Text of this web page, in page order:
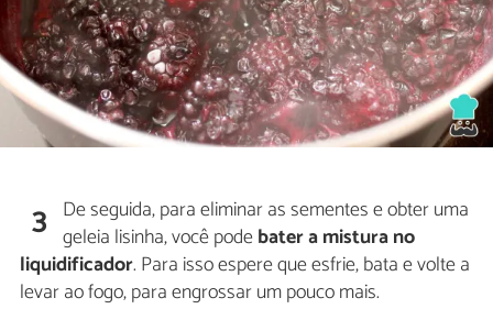
3 De seguida, para eliminar as sementes e obter uma
geleia lisinha, você podebater a mistura no
liquidificador. Para isso espere que esfrie, bata e volte a
levar ao fogo, para engrossar um pouco mais.